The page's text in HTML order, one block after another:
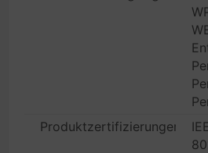
Produktzertifizierungen